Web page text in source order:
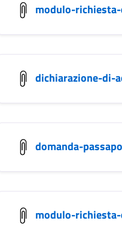
modulo-
dichiarazione-di-
domanda-
modulo-